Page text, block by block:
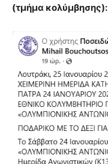
(τμήμα κολύμβησης):